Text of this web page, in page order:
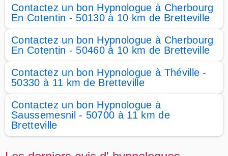
Contactez un bon Hypnologue à Cherbourg
En Cotentin - 50130 à 10 km de Bretteville
Contactez un bon Hypnologue à Cherbourg
En Cotentin - 50460 à 10 km de Bretteville
Contactez un bon Hypnologue à Théville -
50330 à 11 km de Bretteville
Contactez un bon Hypnologue à
Saussemesnil - 50700 à 11 km de
Bretteville